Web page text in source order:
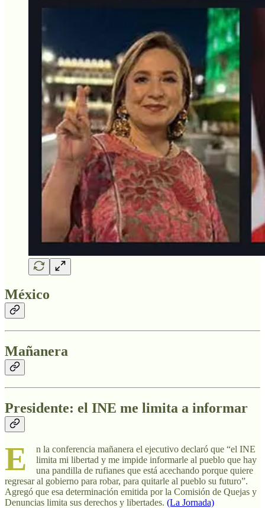
México
Mañanera
Presidente: el INE me limita a informar
E
n la conferencia mañanera el ejecutivo declaró que “el INE
limita mi libertad y me impide informarle al pueblo que hay
una pandilla de rufianes que está acechando porque quiere
regresar al gobierno para robar, para quitarle al pueblo su futuro”.
Agregó que esa determinación emitida por la Comisión de Quejas y
Denuncias limita sus derechos y libertades. (La Jornada)